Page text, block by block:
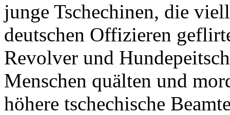
junge Tschechinen, die
deutschen Offizieren
Revolver und
Menschen quälten und
höhere tschechische